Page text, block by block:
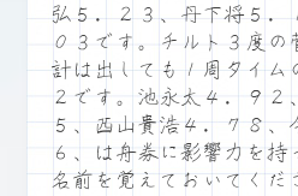
弘５．２３、丹下将５．
０３です。チルト３度の
計は出しても１周タイム
２です。池永太４．９２
５、西山貴浩４．７８、
６、は舟券に影響力を持
名前を覚えておいてくだ